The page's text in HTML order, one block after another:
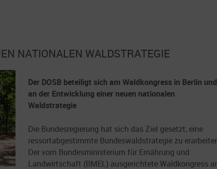
NATIONALEN WALDSTRATEGIE
Der DOSB beteiligt sich am Waldkongress in Berlin und
an der Entwicklung einer neuen nationalen
Waldstrategie
Die Bundesregierung hat sich das Ziel gesetzt, eine
ressortabgestimmte Bundeswaldstrategie zu
Der vom Bundesministerium für Ernährung und
Landwirtschaft (BMEL) ausgerichtete Waldkongress